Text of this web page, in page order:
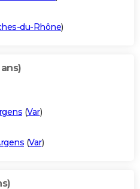
du-Rhône)
(Var)
(Var)